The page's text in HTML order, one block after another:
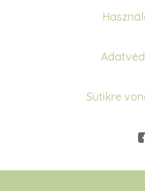
Sütikre